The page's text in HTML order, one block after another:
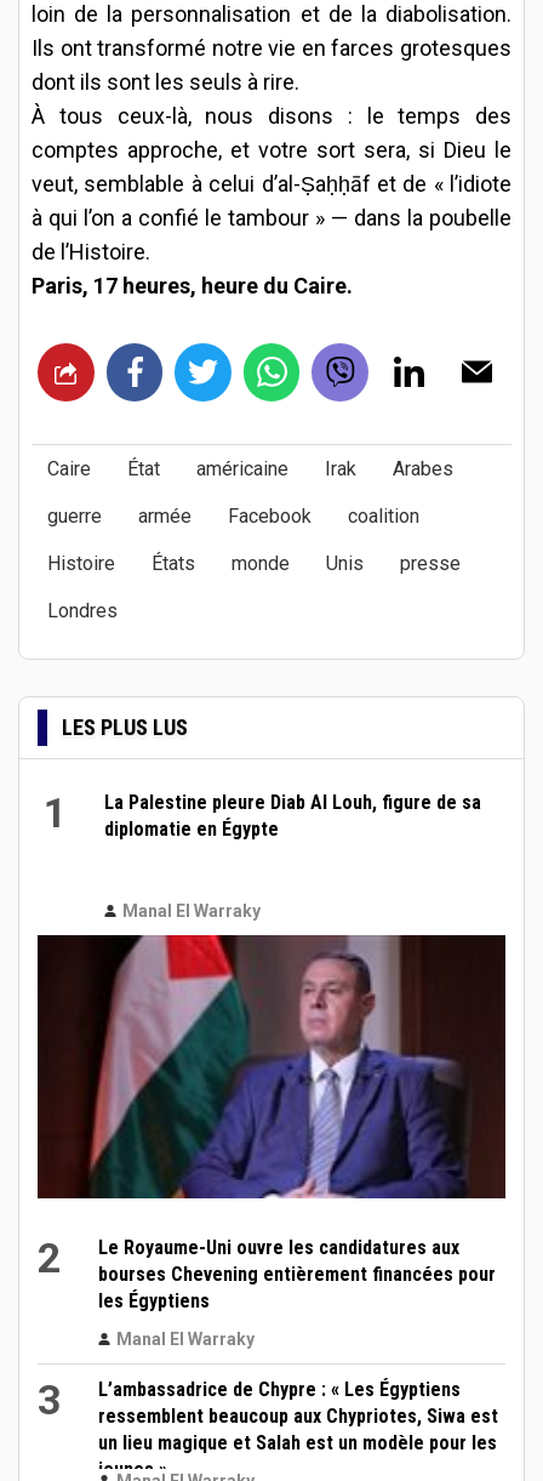
loin de la personnalisation et de la diabolisation.
Ils ont transformé notre vie en farces grotesques
dont ils sont les seuls à rire.
À tous ceux-là, nous disons : le temps des
comptes approche, et votre sort sera, si Dieu le
veut, semblable à celui d’al-Ṣaḥḥāf et de « l’idiote
à qui l’on a confié le tambour » — dans la poubelle
de l’Histoire.
Paris, 17 heures, heure du Caire.
Caire État américaine Irak Arabes
guerre armée Facebook coalition
Histoire États monde Unis presse
Londres
LES PLUS LUS
1
La Palestine pleure Diab Al Louh, figure de sa
diplomatie en Égypte
Manal El Warraky
2
Le Royaume-Uni ouvre les candidatures aux
bourses Chevening entièrement financées pour
les Égyptiens
Manal El Warraky
3
L’ambassadrice de Chypre : « Les Égyptiens
ressemblent beaucoup aux Chypriotes, Siwa est
un lieu magique et Salah est un modèle pour les
jeunes »